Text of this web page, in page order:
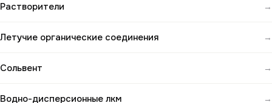
Растворители →
Летучие органические соединения →
Сольвент →
Водно-дисперсионные лкм →